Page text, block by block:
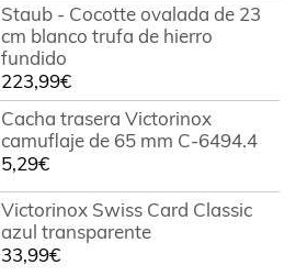
Staub - Cocotte ovalada de 23
cm blanco trufa de hierro
fundido
223,99€
Cacha trasera Victorinox
camuflaje de 65 mm C-6494.4
5,29€
Victorinox Swiss Card Classic
azul transparente
33,99€